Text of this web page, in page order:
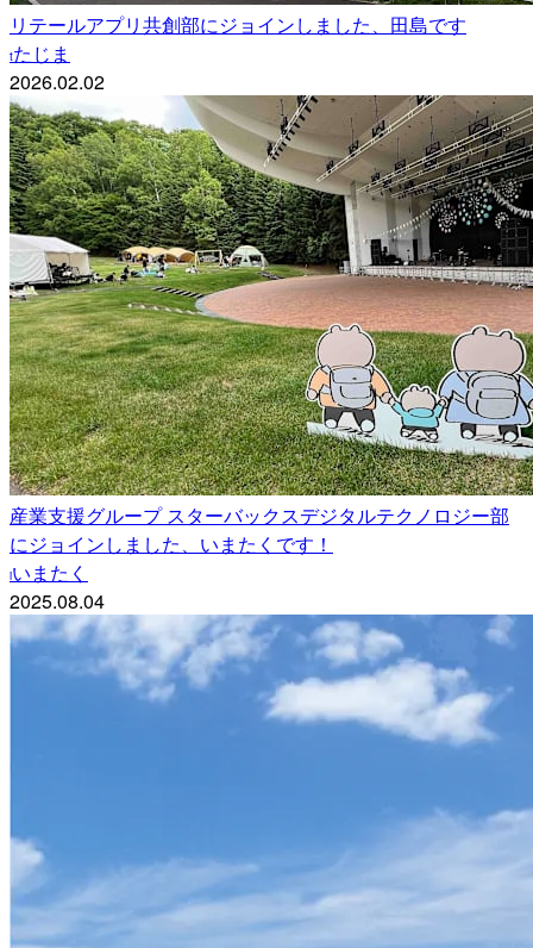
リテールアプリ共創部にジョインしました、田島です
tたじま
2026.02.02
産業支援グループ スターバックスデジタルテクノロジー部
にジョインしました、いまたくです！
iいまたく
2025.08.04